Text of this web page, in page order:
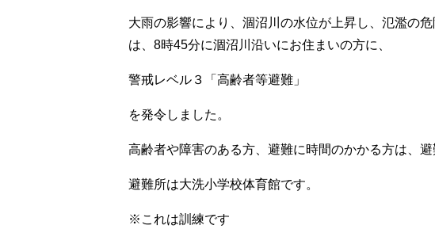
大雨の影響により、涸沼川の水位が上昇し、氾濫の
は、8時45分に涸沼川沿いにお住まいの方に、
警戒レベル３「高齢者等避難」
を発令しました。
高齢者や障害のある方、避難に時間のかかる方は、
避難所は大洗小学校体育館です。
※これは訓練です